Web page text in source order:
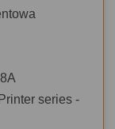
series -